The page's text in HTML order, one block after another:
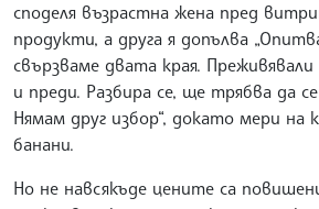
споделя възрастна жена пред
продукти, а друга я допълва
свързваме двата края.
и преди. Разбира се, ще трябва да
Нямам друг избор“, докато мери на
банани.
Но не навсякъде цените са